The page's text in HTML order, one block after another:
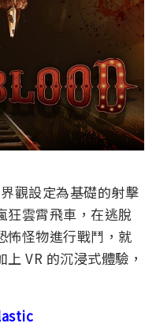
觀設定為基礎的射擊
狂雲霄飛車，在逃脫
怖怪物進行戰鬥，就
VR 的沉浸式體驗，